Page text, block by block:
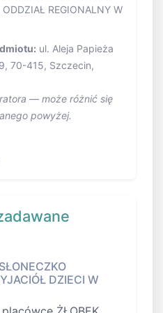
REGIONALNY W
ul. Aleja Papieża
70-415, Szczecin,
— może różnić się
powyżej.
DZIECI W